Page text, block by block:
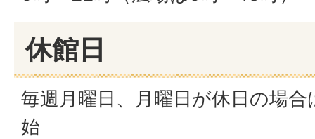
休館日
毎週月曜日、月曜日が休日の場
始